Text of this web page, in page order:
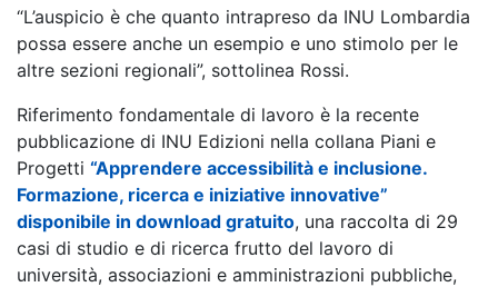
“L’auspicio è che quanto intrapreso da INU Lombardia
possa essere anche un esempio e uno stimolo per le
altre sezioni regionali”, sottolinea Rossi.
Riferimento fondamentale di lavoro è la recente
pubblicazione di INU Edizioni nella collana Piani e
Progetti “Apprendere accessibilità e inclusione.
Formazione, ricerca e iniziative innovative”
disponibile in download gratuito, una raccolta di 29
casi di studio e di ricerca frutto del lavoro di
università, associazioni e amministrazioni pubbliche,